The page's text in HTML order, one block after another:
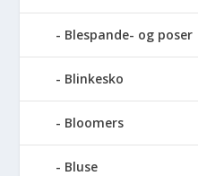
Blespande- og poser
Blinkesko
Bloomers
Bluse